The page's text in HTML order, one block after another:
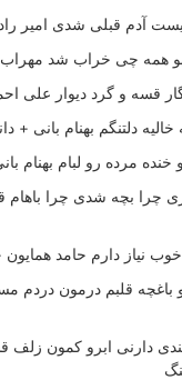
آدم قبلی شدی امیر
همه چی خراب شد مهراب
قسه و گرد دیوار علی
دلتنگم بهنام بانی +
خنده مرده رو لبام بهنام
چرا بچه شدی چرا باهام
نیاز دارم حامد همایون
قلبم درمون دردم
دارنی ابرو کمون زلف